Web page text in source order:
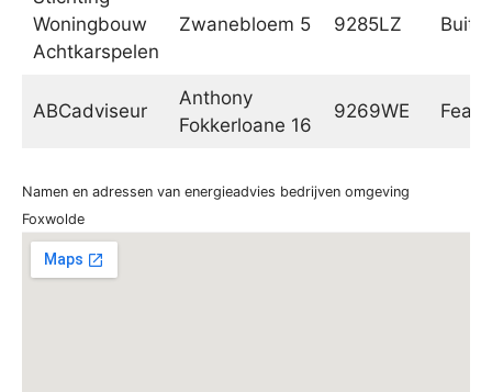
Woningbouw
Achtkarspelen
Zwanebloem 5 9285LZ
ABCadviseur
Anthony
Fokkerloane 16
9269WE
Namen en adressen van energieadvies bedrijven omgeving
Foxwolde